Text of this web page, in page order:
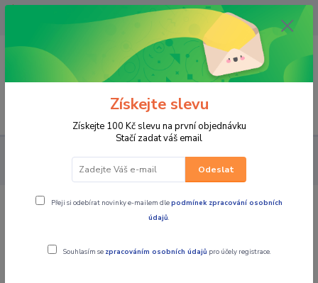
OPAVA 733537099/HLUČÍN
734541648/OLOMOUC 734593593
0,00 CZK
ČTYŘKOLKY (ATV) UTV UTV a SIDE BY SIDE
CFMOTO
Gladiator UTV U10 PRO HIGHLAND T1b - červená
CFMOTO Gladiator UTV U10 PRO
Získejte slevu
Získejte 100 Kč slevu na první objednávku
Stačí zadat váš email
Odeslat
Přeji si odebírat novinky e-mailem dlepodmínek zpracování osobních
údajů.
Souhlasím se zpracováním osobních údajů pro účely registrace.